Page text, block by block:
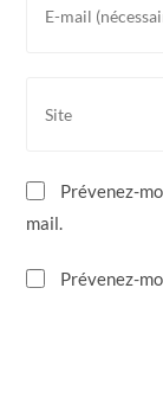
username
your
l’URL
votre
Prévenez-
mail.
Prévenez-